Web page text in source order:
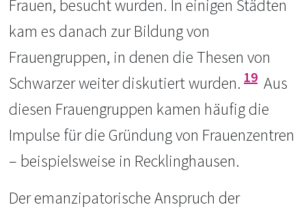
Frauen, besucht wurden. In einigen Städten
kam es danach zur Bildung von
Frauengruppen, in denen die Thesen von
Schwarzer weiter diskutiert wurden. 19 Aus
diesen Frauengruppen kamen häufig die
Impulse für die Gründung von Frauenzentren
– beispielsweise in Recklinghausen.
Der emanzipatorische Anspruch der